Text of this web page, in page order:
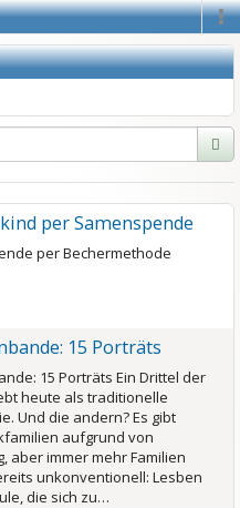
per Samenspende
per Bechermethode
15 Porträts
15 Porträts Ein Drittel der
heute als traditionelle
Und die andern? Es gibt
aufgrund von
aber immer mehr Familien
unkonventionell: Lesben
die sich zu…